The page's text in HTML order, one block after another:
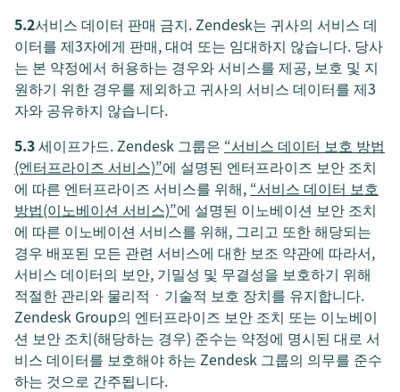
5.2서비스 데이터 판매 금지. Zendesk는 귀사의 서비스 데
이터를 제3자에게 판매, 대여 또는 임대하지 않습니다. 당사
는 본 약정에서 허용하는 경우와 서비스를 제공, 보호 및 지
원하기 위한 경우를 제외하고 귀사의 서비스 데이터를 제3
자와 공유하지 않습니다.
5.3세이프가드. Zendesk 그룹은 “서비스 데이터 보호 방법
(엔터프라이즈 서비스)”에 설명된 엔터프라이즈 보안 조치
에 따른 엔터프라이즈 서비스를 위해, “서비스 데이터 보호
방법(이노베이션 서비스)”에 설명된 이노베이션 보안 조치
에 따른 이노베이션 서비스를 위해, 그리고 또한 해당되는
경우 배포된 모든 관련 서비스에 대한 보조 약관에 따라서,
서비스 데이터의 보안, 기밀성 및 무결성을 보호하기 위해
적절한 관리와 물리적ㆍ기술적 보호 장치를 유지합니다.
Zendesk Group의 엔터프라이즈 보안 조치 또는 이노베이
션 보안 조치(해당하는 경우) 준수는 약정에 명시된 대로 서
비스 데이터를 보호해야 하는 Zendesk 그룹의 의무를 준수
하는 것으로 간주됩니다.